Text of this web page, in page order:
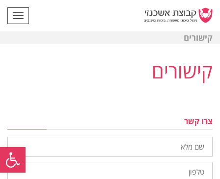
קישורים
קישורים
צרו קשר
שם
מלא
טלפון